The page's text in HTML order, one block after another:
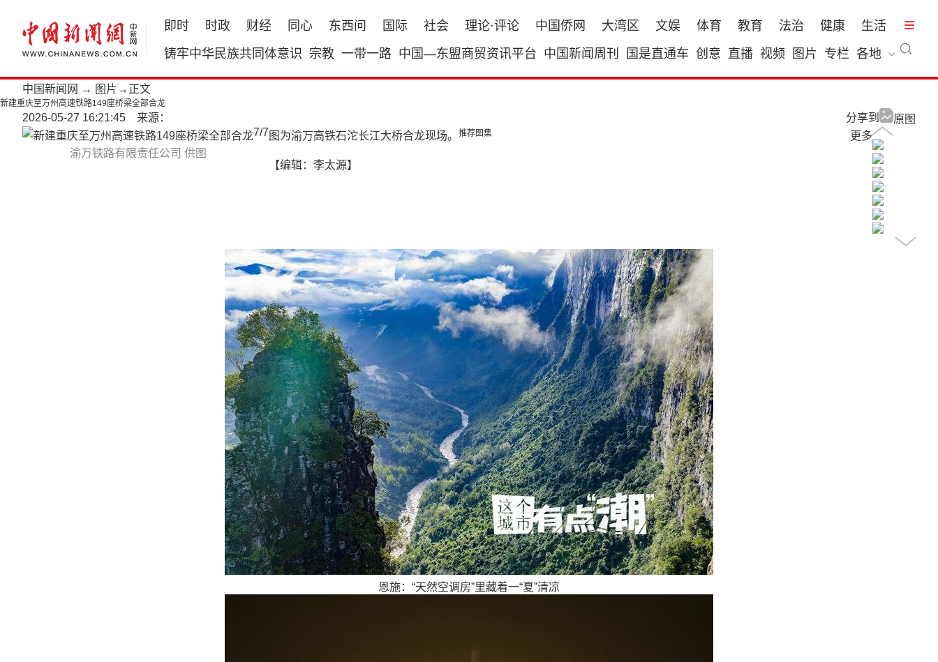
即时 时政 财经 同心 东西问 国际 社会 理论·评论 中国侨网 大湾区 文娱 体育 教育 法治 健康
生活
铸牢中华民族共同体意识 宗教 一带一路 中国—东盟商贸资讯平台 中国新闻周刊 国是直通车 创意 直播 视频 图片 专栏 各地
中国新闻网 → 图片 →正文
新建重庆至万州高速铁路149座桥梁全部合龙
2026-05-27 16:21:45 来源： 原图
分享到
渝万铁路有限责任公司 供图
7/7 图为渝万高铁石沱长江大桥合龙现场。
【编辑：李太源】
推荐图集 更多
恩施：“天然空调房”里藏着一“夏”清凉